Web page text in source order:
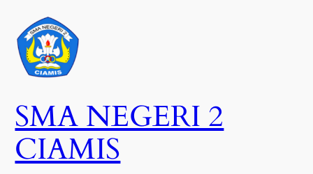
konten
SMA NEGERI 2
CIAMIS